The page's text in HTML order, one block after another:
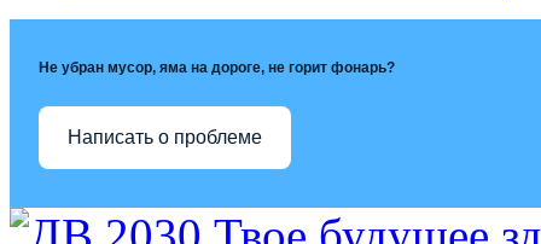
Не убран мусор, яма на дороге, не горит фонарь?
Написать о проблеме